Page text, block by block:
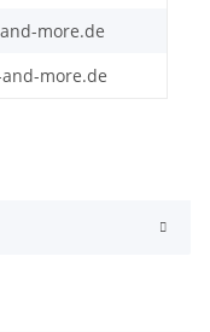
more.de
more.de